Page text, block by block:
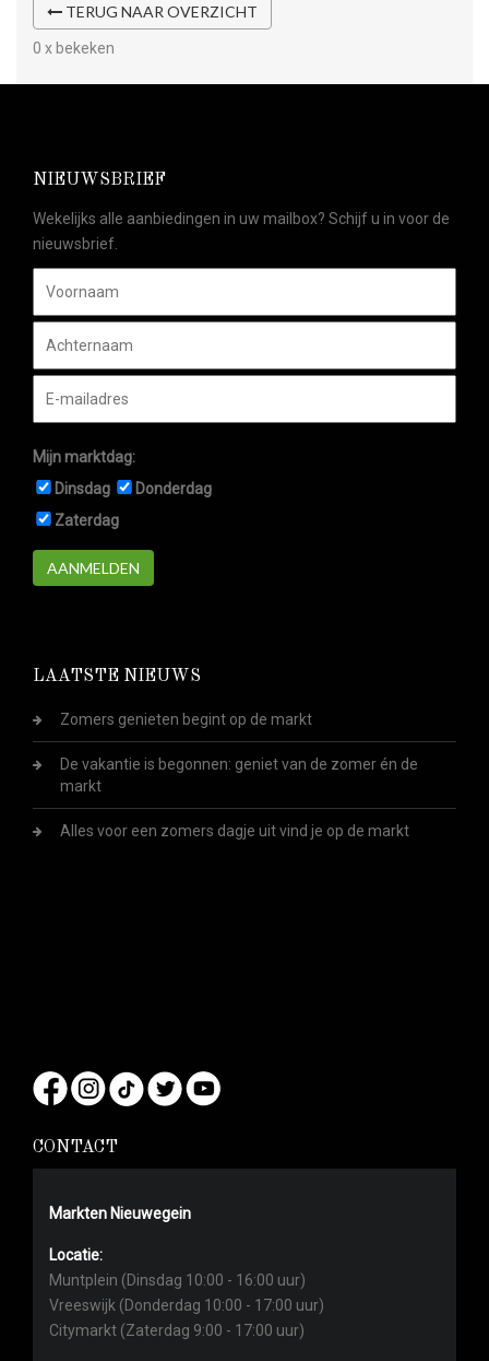
TERUG NAAR OVERZICHT
0 x bekeken
NIEUWSBRIEF
Wekelijks alle aanbiedingen in uw mailbox? Schijf u in voor de
nieuwsbrief.
Mijn marktdag:
Dinsdag
Donderdag
Zaterdag
AANMELDEN
LAATSTE NIEUWS
Zomers genieten begint op de markt
De vakantie is begonnen: geniet van de zomer én de
markt
Alles voor een zomers dagje uit vind je op de markt
CONTACT
Markten Nieuwegein
Locatie:
Muntplein (Dinsdag 10:00 - 16:00 uur)
Vreeswijk (Donderdag 10:00 - 17:00 uur)
Citymarkt (Zaterdag 9:00 - 17:00 uur)